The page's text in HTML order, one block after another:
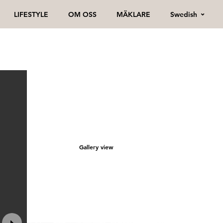
LIFESTYLE OM OSS MÄKLARE Swedish
Gallery view